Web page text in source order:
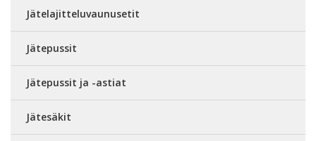
Jätelajitteluvaunusetit
Jätepussit
Jätepussit ja -astiat
Jätesäkit